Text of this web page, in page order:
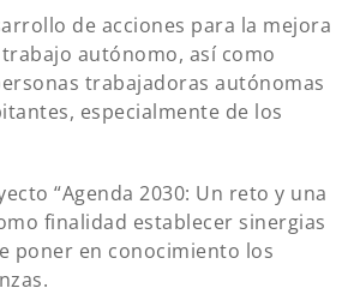
de acciones para la mejora
autónomo, así como
trabajadoras autónomas
especialmente de los
“Agenda 2030: Un reto y una
finalidad establecer sinergias
poner en conocimiento los